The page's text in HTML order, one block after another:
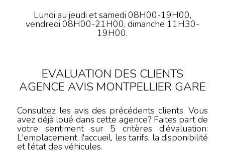
Lundi au jeudi et samedi 08H00-19H00,
vendredi 08H00-21H00, dimanche 11H30-
19H00.
EVALUATION DES CLIENTS
AGENCE AVIS MONTPELLIER GARE
Consultez les avis des précédents clients. Vous
avez déjà loué dans cette agence? Faites part de
votre sentiment sur 5 critères d'évaluation:
L'emplacement, l'accueil, les tarifs, la disponibilité
et l'état des véhicules.